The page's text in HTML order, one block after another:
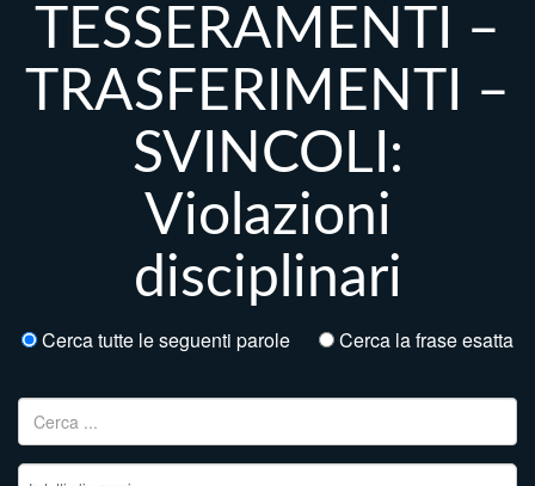
TESSERAMENTI –
TRASFERIMENTI –
SVINCOLI:
Violazioni
disciplinari
Cerca tutte le seguenti parole Cerca la frase esatta
Ricerca per: